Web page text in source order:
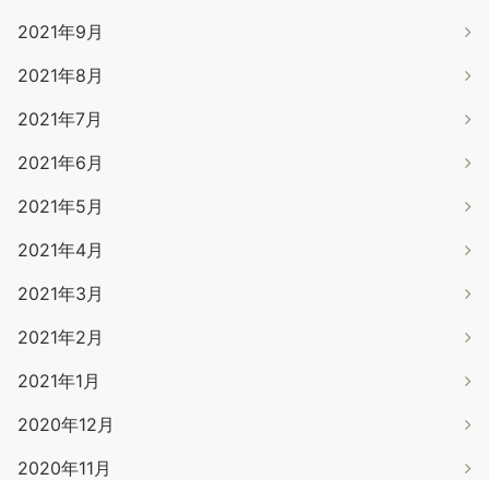
2021年9月
2021年8月
2021年7月
2021年6月
2021年5月
2021年4月
2021年3月
2021年2月
2021年1月
2020年12月
2020年11月